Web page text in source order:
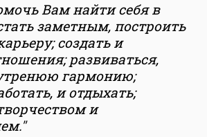
Вам найти себя в
заметным, построить
создать и
развиваться,
гармонию;
и отдыхать;
и